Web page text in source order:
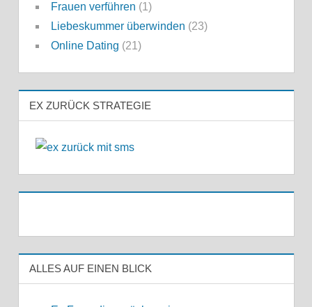
Frauen verführen (1)
Liebeskummer überwinden (23)
Online Dating (21)
EX ZURÜCK STRATEGIE
ALLES AUF EINEN BLICK